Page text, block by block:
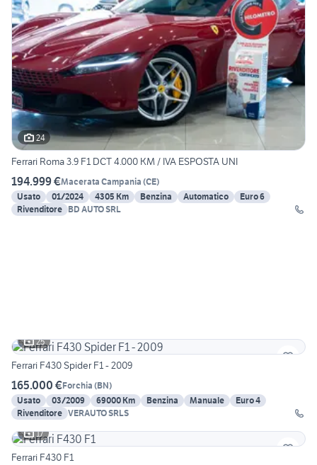
24
Ferrari Roma 3.9 F1 DCT 4.000 KM / IVA ESPOSTA UNI
194.999 €Macerata Campania (CE)
Usato
01/2024 4305 Km Benzina Automatico
Euro 6
Rivenditore BD AUTO SRL
25
Ferrari F430 Spider F1 - 2009
165.000 €Forchia (BN)
Usato
03/2009 69000 Km Benzina Manuale
Euro 4
Rivenditore VERAUTO SRLS
17
Ferrari F430 F1